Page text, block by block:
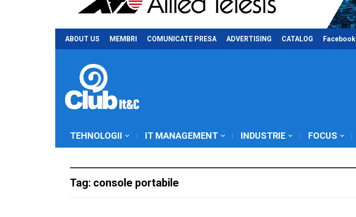
ABOUT US MEMBRI COMUNICATE PRESA ADVERTISING CATALOG Facebook
TEHNOLOGII IT MANAGEMENT INDUSTRIE FOCUS
Tag: console portabile